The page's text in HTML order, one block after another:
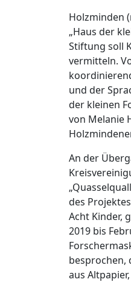
Holzminden
„Haus der
Stiftung soll
vermitteln.
und der
der kleinen
von Melanie
An der
des
Acht Kinder,
2019 bis
besprochen,
aus